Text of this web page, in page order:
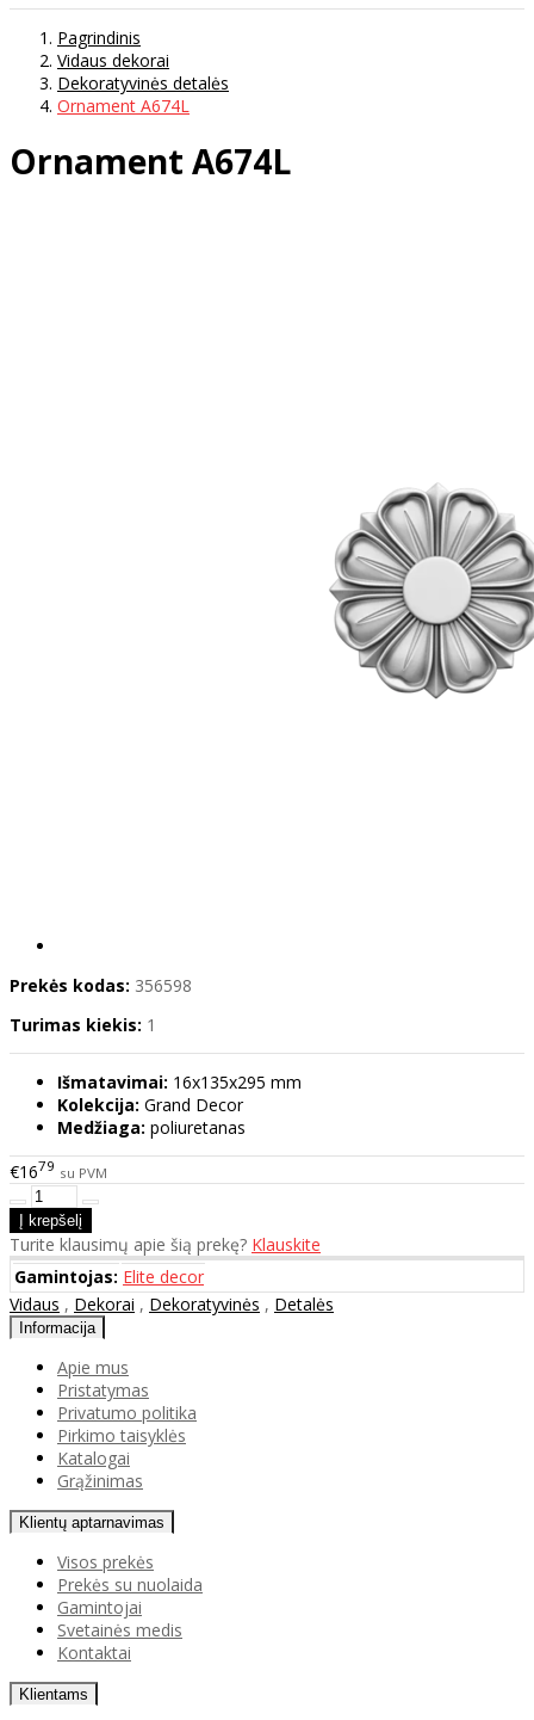
Pagrindinis
Vidaus dekorai
Dekoratyvinės detalės
Ornament A674L
Ornament A674L
Prekės kodas: 356598
Turimas kiekis: 1
Išmatavimai: 16x135x295 mm
Kolekcija: Grand Decor
Medžiaga: poliuretanas
€1679 su PVM
Turite klausimų apie šią prekę? Klauskite
Gamintojas: Elite decor
Vidaus , Dekorai , Dekoratyvinės , Detalės
Informacija
Apie mus
Pristatymas
Privatumo politika
Pirkimo taisyklės
Katalogai
Grąžinimas
Klientų aptarnavimas
Visos prekės
Prekės su nuolaida
Gamintojai
Svetainės medis
Kontaktai
Klientams